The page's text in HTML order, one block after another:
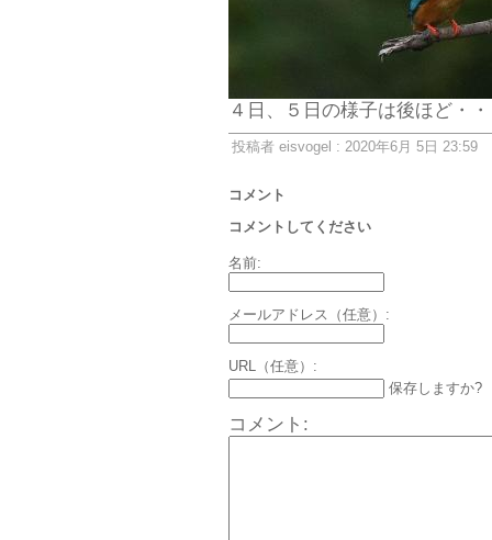
４日、５日の様子は後ほど・
投稿者 eisvogel : 2020年6月 5日 23:59
コメント
コメントしてください
名前:
メールアドレス（任意）:
URL（任意）:
保存しますか?
コメント: